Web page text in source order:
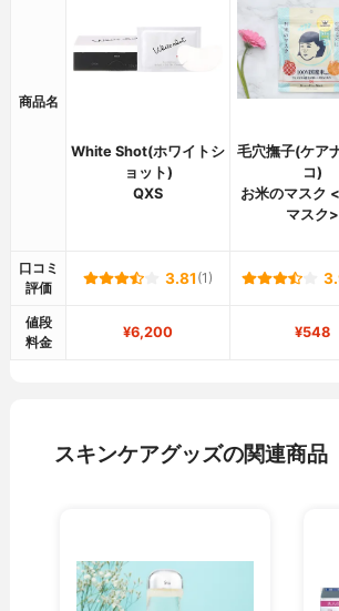
商品名
White Shot(ホワイトシ
ョット)
QXS
毛穴撫子(ケア
コ)
お米のマスク
マスク>
口コミ
評価
3.81 (1)
値段
料金
¥6,200 ¥548
スキンケアグッズの関連商品